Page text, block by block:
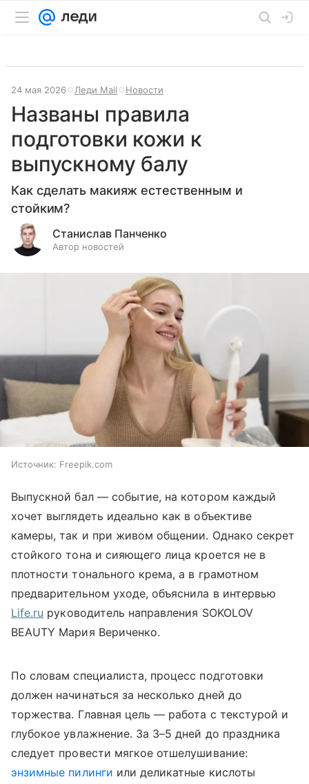
24 мая 2026 Леди Mail Новости
Названы правила
подготовки кожи к
выпускному балу
Как сделать макияж естественным и
стойким?
Станислав Панченко
Автор новостей
Источник: Freepik.com
Выпускной бал — событие, на котором каждый
хочет выглядеть идеально как в объективе
камеры, так и при живом общении. Однако секрет
стойкого тона и сияющего лица кроется не в
плотности тонального крема, а в грамотном
предварительном уходе, объяснила в интервью
Life.ru руководитель направления SOKOLOV
BEAUTY Мария Вериченко.
По словам специалиста, процесс подготовки
должен начинаться за несколько дней до
торжества. Главная цель — работа с текстурой и
глубокое увлажнение. За 3–5 дней до праздника
следует провести мягкое отшелушивание:
энзимные пилинги или деликатные кислоты